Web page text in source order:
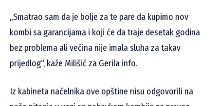
„Smatrao sam da je bolje za te pare da kupimo nov
kombi sa garancijama i koji će da traje desetak godina
bez problema ali većina nije imala sluha za takav
prijedlog“, kaže Milišić za Gerila info.
Iz kabineta načelnika ove opštine nisu odgovorili na